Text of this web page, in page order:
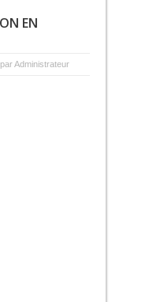
EN
par Administrateur